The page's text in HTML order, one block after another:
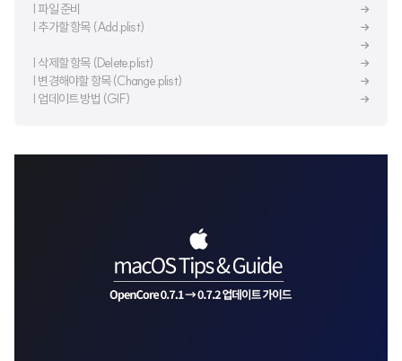
| 파일 준비
| 추가할 항목 (Add.plist)
| 삭제할 항목 (Delete.plist)
| 변경해야할 항목 (Change.plist)
| 업데이트 방법 (GIF)